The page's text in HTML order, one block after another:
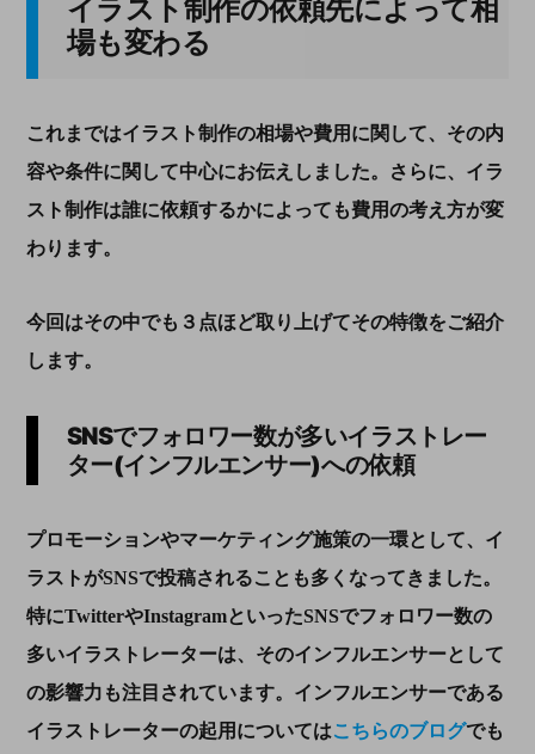
イラスト制作の依頼先によって相
場も変わる
これまではイラスト制作の相場や費用に関して、その内
容や条件に関して中心にお伝えしました。さらに、イラ
スト制作は誰に依頼するかによっても費用の考え方が変
わります。
今回はその中でも３点ほど取り上げてその特徴をご紹介
します。
SNSでフォロワー数が多いイラストレー
ター(インフルエンサー)への依頼
プロモーションやマーケティング施策の一環として、イ
ラストがSNSで投稿されることも多くなってきました。
特にTwitterやInstagramといったSNSでフォロワー数の
多いイラストレーターは、そのインフルエンサーとして
の影響力も注目されています。インフルエンサーである
イラストレーターの起用についてはこちらのブログでも